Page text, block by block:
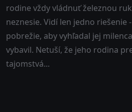
rodine vždy vládnuť železnou
neznesie. Vidí len jedno riešenie
pobrežie, aby vyhľadal jej
vybavil. Netuší, že jeho rodina
tajomstvá...